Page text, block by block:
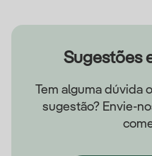
Sugestões
Tem alguma dúvida
sugestão? Envie-